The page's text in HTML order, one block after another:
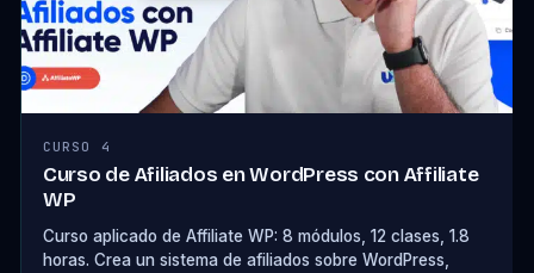
CURSO 4
Curso de Afiliados en WordPress con Affiliate
WP
Curso aplicado de Affiliate WP: 8 módulos, 12 clases, 1.8
horas. Crea un sistema de afiliados sobre WordPress,